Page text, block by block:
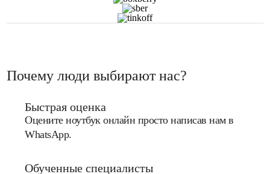
Почему люди выбирают нас?
Быстрая оценка
Оцените ноутбук онлайн просто написав нам в
WhatsApp.
Обученные специалисты